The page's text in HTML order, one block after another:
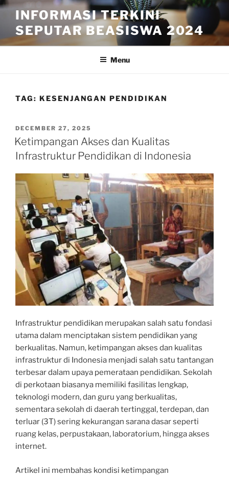
Skip
content
INFORMASI TERKINI
SEPUTAR BEASISWA 2024
Menu
TAG: KESENJANGAN PENDIDIKAN
POSTED
ON
DECEMBER 27, 2025
Ketimpangan Akses dan Kualitas
Infrastruktur Pendidikan di Indonesia
Infrastruktur pendidikan merupakan salah satu fondasi
utama dalam menciptakan sistem pendidikan yang
berkualitas. Namun, ketimpangan akses dan kualitas
infrastruktur di Indonesia menjadi salah satu tantangan
terbesar dalam upaya pemerataan pendidikan. Sekolah
di perkotaan biasanya memiliki fasilitas lengkap,
teknologi modern, dan guru yang berkualitas,
sementara sekolah di daerah tertinggal, terdepan, dan
terluar (3T) sering kekurangan sarana dasar seperti
ruang kelas, perpustakaan, laboratorium, hingga akses
internet.
Artikel ini membahas kondisi ketimpangan